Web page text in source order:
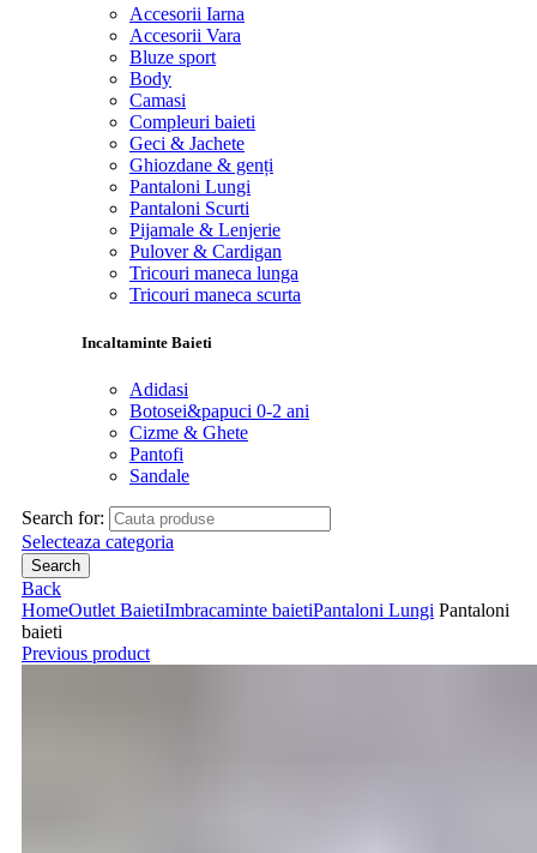
Accesorii Iarna
Accesorii Vara
Bluze sport
Body
Camasi
Compleuri baieti
Geci & Jachete
Ghiozdane & genți
Pantaloni Lungi
Pantaloni Scurti
Pijamale & Lenjerie
Pulover & Cardigan
Tricouri maneca lunga
Tricouri maneca scurta
Incaltaminte Baieti
Adidasi
Botosei&papuci 0-2 ani
Cizme & Ghete
Pantofi
Sandale
Search for:
Selecteaza categoria
Search
Back
HomeOutlet BaietiImbracaminte baietiPantaloni Lungi Pantaloni
baieti
Previous product